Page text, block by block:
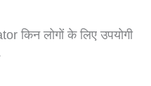
किन लोगों के लिए उपयोगी